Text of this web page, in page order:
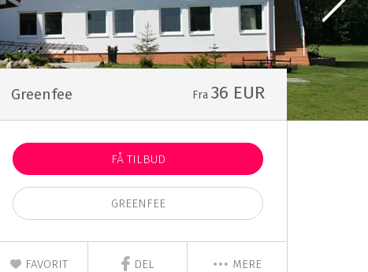
Greenfee Fra 36 EUR
FÅ TILBUD
GREENFEE
FAVORIT DEL MERE